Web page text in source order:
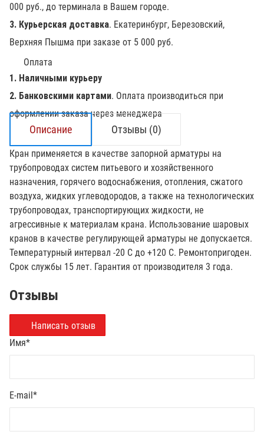
000 руб., до терминала в Вашем городе.
3. Курьерская доставка. Екатеринбург, Березовский,
Верхняя Пышма при заказе от 5 000 руб.
Оплата
1. Наличными курьеру
2. Банковскими картами. Оплата производиться при
оформлении заказа через менеджера
Описание Отзывы (0)
Кран применяется в качестве запорной арматуры на
трубопроводах систем питьевого и хозяйственного
назначения, горячего водоснабжения, отопления, сжатого
воздуха, жидких углеводородов, а также на технологических
трубопроводах, транспортирующих жидкости, не
агрессивные к материалам крана. Использование шаровых
кранов в качестве регулирующей арматуры не допускается.
Температурный интервал -20 С до +120 С. Ремонтопригоден.
Срок службы 15 лет. Гарантия от производителя 3 года.
Отзывы
Написать отзыв
Имя*
E-mail*